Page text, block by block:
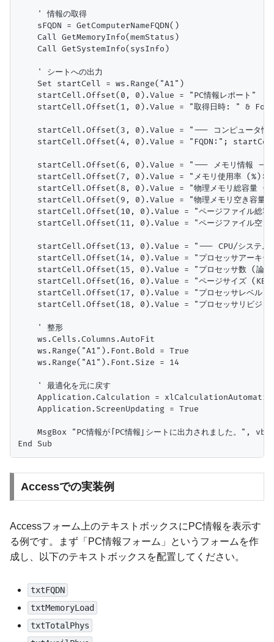
    ' 情報の取得
    sFQDN = GetComputerNameFQDN()
    Call GetMemoryInfo(memStatus)
    Call GetSystemInfo(sysInfo)
    ' シートへの出力
    Set startCell = ws.Range("A1")
    startCell.Offset(0, 0).Value = "PC情報レポート"
startCell.Offset(1, 0).Value = "取得日時: " &
startCell.Offset(3, 0).Value = "--- コンピュータ情
startCell.Offset(4, 0).Value = "FQDN:";
startCell.Offset(6, 0).Value = "--- メモリ情報
startCell.Offset(7, 0).Value = "メモリ使用率
startCell.Offset(8, 0).Value = "物理メモリ総容
startCell.Offset(9, 0).Value = "物理メモリ空き
startCell.Offset(10, 0).Value = "ページファイル
startCell.Offset(11, 0).Value = "ページファイル
startCell.Offset(13, 0).Value = "--- CPU/システム
startCell.Offset(14, 0).Value = "プロセッサアー
startCell.Offset(15, 0).Value = "プロセッサ数 (
startCell.Offset(16, 0).Value = "ページサイズ
startCell.Offset(17, 0).Value = "プロセッサレベ
startCell.Offset(18, 0).Value = "プロセッサリビ
    ' 整形
    ws.Cells.Columns.AutoFit
    ws.Range("A1").Font.Bold = True
    ws.Range("A1").Font.Size = 14
    ' 最適化を元に戻す
    Application.Calculation = xlCalculationAutomatic
    Application.ScreenUpdating = True
MsgBox "PC情報が「PC情報」シートに出力されました。",
Accessでの実装例
Accessフォーム上のテキストボックスにPC情報を表示す
る例です。まず「PC情報フォーム」というフォームを作
成し、以下のテキストボックスを配置してください。
txtFQDN
txtMemoryLoad
txtTotalPhys